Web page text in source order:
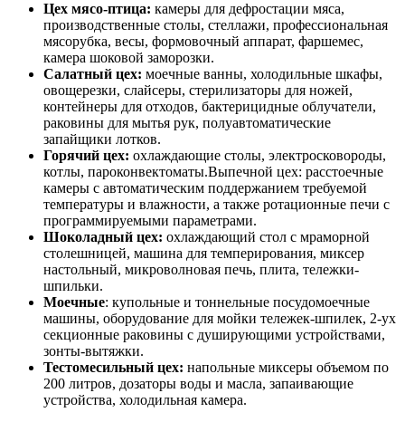
Цех мясо-птица: камеры для дефростации мяса,
производственные столы, стеллажи, профессиональная
мясорубка, весы, формовочный аппарат, фаршемес,
камера шоковой заморозки.
Салатный цех: моечные ванны, холодильные шкафы,
овощерезки, слайсеры, стерилизаторы для ножей,
контейнеры для отходов, бактерицидные облучатели,
раковины для мытья рук, полуавтоматические
запайщики лотков.
Горячий цех: охлаждающие столы, электросковороды,
котлы, пароконвектоматы.Выпечной цех: расстоечные
камеры с автоматическим поддержанием требуемой
температуры и влажности, а также ротационные печи с
программируемыми параметрами.
Шоколадный цех: охлаждающий стол с мраморной
столешницей, машина для темперирования, миксер
настольный, микроволновая печь, плита, тележки-
шпильки.
Моечные: купольные и тоннельные посудомоечные
машины, оборудование для мойки тележек-шпилек, 2-ух
секционные раковины с душирующими устройствами,
зонты-вытяжки.
Тестомесильный цех: напольные миксеры объемом по
200 литров, дозаторы воды и масла, запаивающие
устройства, холодильная камера.